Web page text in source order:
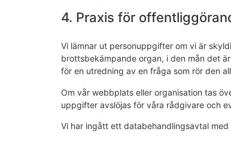
4. Praxis för
Vi lämnar ut personuppgifter om vi är
brottsbekämpande organ, i den mån det
för en utredning av en fråga som rör den
Om vår webbplats eller organisation tas
uppgifter avslöjas för våra rådgivare och
Vi har ingått ett databehandlingsavtal med